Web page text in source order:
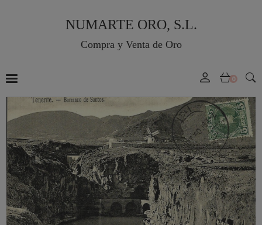
NUMARTE ORO, S.L.
Compra y Venta de Oro
0